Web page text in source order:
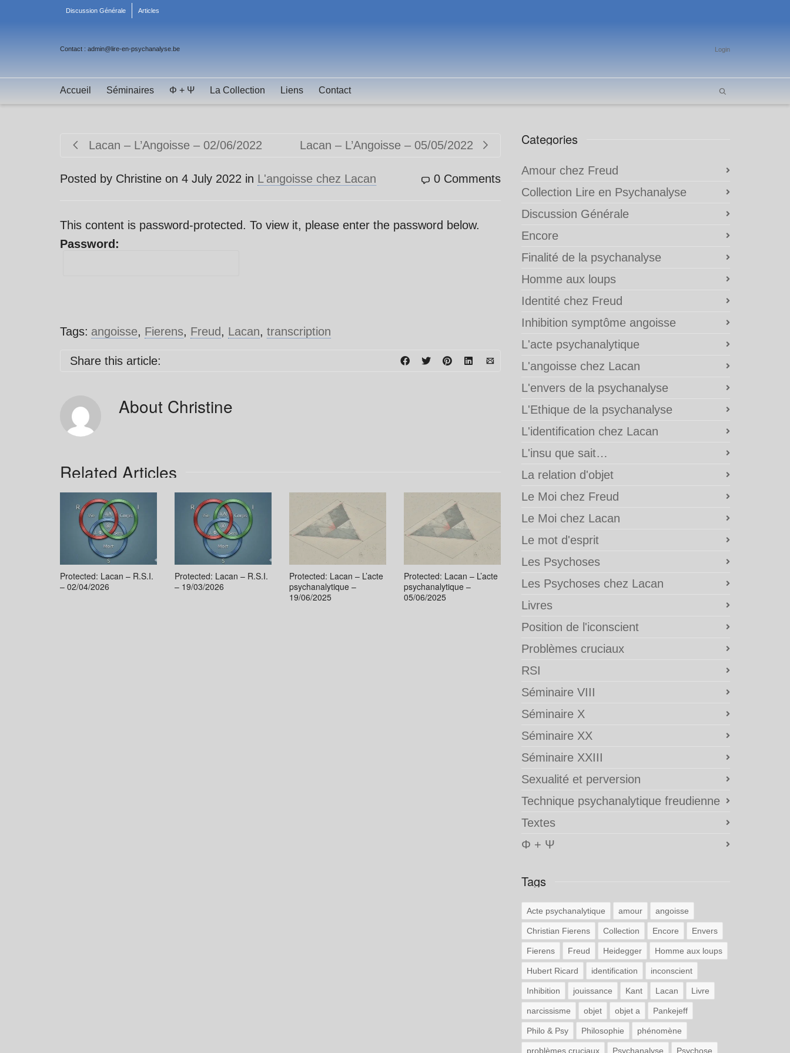
Discussion Générale Articles
Contact : admin@lire-en-psychanalyse.be Login
Accueil Séminaires Φ + Ψ La Collection Liens Contact
Lacan – L’Angoisse – 02/06/2022 Lacan – L’Angoisse – 05/05/2022
Posted by Christine on 4 July 2022 in L'angoisse chez Lacan 0 Comments
This content is password-protected. To view it, please enter the password below.
Password:
Tags: angoisse, Fierens, Freud, Lacan, transcription
Share this article:
About Christine
Related Articles
Protected: Lacan – R.S.I.
– 02/04/2026
Protected: Lacan – R.S.I.
– 19/03/2026
Protected: Lacan – L’acte
psychanalytique –
19/06/2025
Protected: Lacan – L’acte
psychanalytique –
05/06/2025
Categories
Amour chez Freud
Collection Lire en Psychanalyse
Discussion Générale
Encore
Finalité de la psychanalyse
Homme aux loups
Identité chez Freud
Inhibition symptôme angoisse
L'acte psychanalytique
L'angoisse chez Lacan
L'envers de la psychanalyse
L'Ethique de la psychanalyse
L'identification chez Lacan
L'insu que sait…
La relation d'objet
Le Moi chez Freud
Le Moi chez Lacan
Le mot d'esprit
Les Psychoses
Les Psychoses chez Lacan
Livres
Position de l'iconscient
Problèmes cruciaux
RSI
Séminaire VIII
Séminaire X
Séminaire XX
Séminaire XXIII
Sexualité et perversion
Technique psychanalytique freudienne
Textes
Φ + Ψ
Tags
Acte psychanalytique amour angoisse
Christian Fierens Collection Encore Envers
Fierens Freud Heidegger Homme aux loups
Hubert Ricard identification inconscient
Inhibition jouissance Kant Lacan Livre
narcissisme objet objet a Pankejeff
Philo & Psy Philosophie phénomène
problèmes cruciaux Psychanalyse Psychose